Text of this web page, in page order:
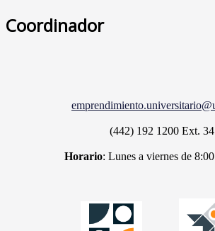
Coordinador
(442) 192 1200Ext.
Horario: Lunes a viernes de